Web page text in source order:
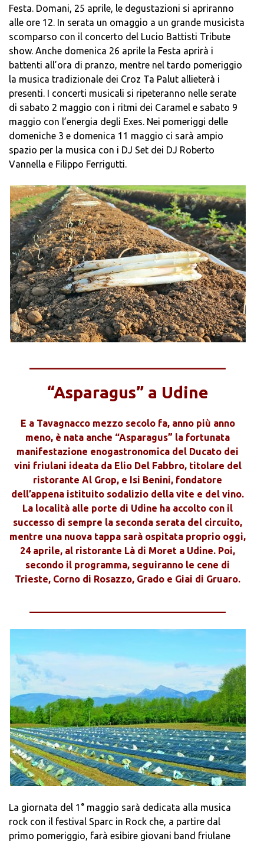
Festa. Domani, 25 aprile, le degustazioni si apriranno
alle ore 12. In serata un omaggio a un grande musicista
scomparso con il concerto del Lucio Battisti Tribute
show. Anche domenica 26 aprile la Festa aprirà i
battenti all’ora di pranzo, mentre nel tardo pomeriggio
la musica tradizionale dei Croz Ta Palut allieterà i
presenti. I concerti musicali si ripeteranno nelle serate
di sabato 2 maggio con i ritmi dei Caramel e sabato 9
maggio con l’energia degli Exes. Nei pomeriggi delle
domeniche 3 e domenica 11 maggio ci sarà ampio
spazio per la musica con i DJ Set dei DJ Roberto
Vannella e Filippo Ferrigutti.
“Asparagus” a Udine
E a Tavagnacco mezzo secolo fa, anno più anno
meno, è nata anche “Asparagus” la fortunata
manifestazione enogastronomica del Ducato dei
vini friulani ideata da Elio Del Fabbro, titolare del
ristorante Al Grop, e Isi Benini, fondatore
dell’appena istituito sodalizio della vite e del vino.
La località alle porte di Udine ha accolto con il
successo di sempre la seconda serata del circuito,
mentre una nuova tappa sarà ospitata proprio oggi,
24 aprile, al ristorante Là di Moret a Udine. Poi,
secondo il programma, seguiranno le cene di
Trieste, Corno di Rosazzo, Grado e Giai di Gruaro.
La giornata del 1° maggio sarà dedicata alla musica
rock con il festival Sparc in Rock che, a partire dal
primo pomeriggio, farà esibire giovani band friulane